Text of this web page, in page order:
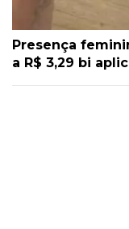
Presença
a R$ 3,29 bi